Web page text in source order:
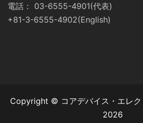
電話： 03-6555-4901(代表)
+81-3-6555-4902(English)
Copyright © コアデバイス・エレク
2026